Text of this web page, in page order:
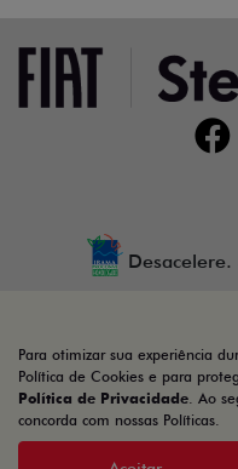
Auto GT LTDA
44.810.398/0003-69
Para otimizar sua experiência
Política de Cookies e para
Política de Privacidade. Ao
concorda com nossas Políticas.